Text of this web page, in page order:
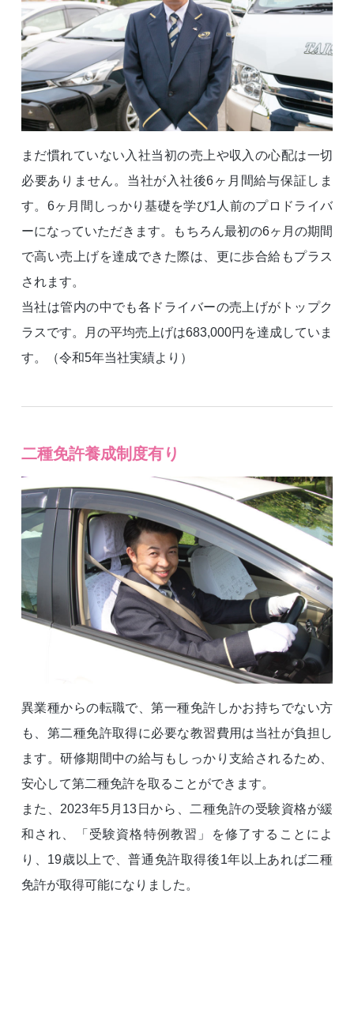
まだ慣れていない入社当初の売上や収入の心配は一切
必要ありません。当社が入社後6ヶ月間給与保証しま
す。6ヶ月間しっかり基礎を学び1人前のプロドライバ
ーになっていただきます。もちろん最初の6ヶ月の期間
で高い売上げを達成できた際は、更に歩合給もプラス
されます。
当社は管内の中でも各ドライバーの売上げがトップク
ラスです。月の平均売上げは683,000円を達成していま
す。（令和5年当社実績より）
二種免許養成制度有り
異業種からの転職で、第一種免許しかお持ちでない方
も、第二種免許取得に必要な教習費用は当社が負担し
ます。研修期間中の給与もしっかり支給されるため、
安心して第二種免許を取ることができます。
また、2023年5月13日から、二種免許の受験資格が緩
和され、「受験資格特例教習」を修了することによ
り、19歳以上で、普通免許取得後1年以上あれば二種
免許が取得可能になりました。